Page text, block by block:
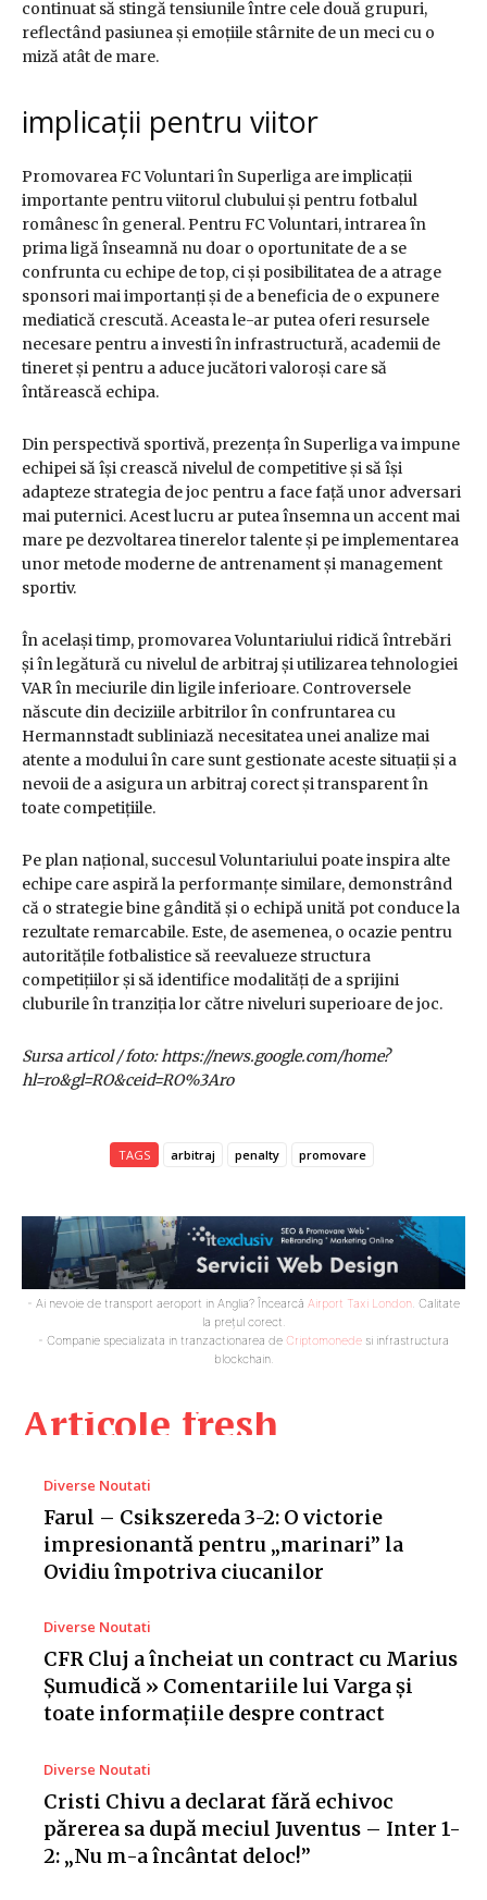
Articole fresh
Diverse Noutati
Farul – Csikszereda 3-2: O victorie
impresionantă pentru „marinari” la
Ovidiu împotriva ciucanilor
Diverse Noutati
CFR Cluj a încheiat un contract cu Marius
Șumudică » Comentariile lui Varga și
toate informațiile despre contract
Diverse Noutati
Cristi Chivu a declarat fără echivoc
părerea sa după meciul Juventus – Inter 1-
2: „Nu m-a încântat deloc!”
continuat să stingă tensiunile între cele două grupuri,
reflectând pasiunea și emoțiile stârnite de un meci cu o
miză atât de mare.
implicații pentru viitor
Promovarea FC Voluntari în Superliga are implicații
importante pentru viitorul clubului și pentru fotbalul
românesc în general. Pentru FC Voluntari, intrarea în
prima ligă înseamnă nu doar o oportunitate de a se
confrunta cu echipe de top, ci și posibilitatea de a atrage
sponsori mai importanți și de a beneficia de o expunere
mediatică crescută. Aceasta le-ar putea oferi resursele
necesare pentru a investi în infrastructură, academii de
tineret și pentru a aduce jucători valoroși care să
întărească echipa.
Din perspectivă sportivă, prezența în Superliga va impune
echipei să își crească nivelul de competitive și să își
adapteze strategia de joc pentru a face față unor adversari
mai puternici. Acest lucru ar putea însemna un accent mai
mare pe dezvoltarea tinerelor talente și pe implementarea
unor metode moderne de antrenament și management
sportiv.
În același timp, promovarea Voluntariului ridică întrebări
și în legătură cu nivelul de arbitraj și utilizarea tehnologiei
VAR în meciurile din ligile inferioare. Controversele
născute din deciziile arbitrilor în confruntarea cu
Hermannstadt subliniază necesitatea unei analize mai
atente a modului în care sunt gestionate aceste situații și a
nevoii de a asigura un arbitraj corect și transparent în
toate competițiile.
Pe plan național, succesul Voluntariului poate inspira alte
echipe care aspiră la performanțe similare, demonstrând
că o strategie bine gândită și o echipă unită pot conduce la
rezultate remarcabile. Este, de asemenea, o ocazie pentru
autoritățile fotbalistice să reevalueze structura
competițiilor și să identifice modalități de a sprijini
cluburile în tranziția lor către niveluri superioare de joc.
Sursa articol / foto: https://news.google.com/home?
hl=ro&gl=RO&ceid=RO%3Aro
TAGS arbitraj penalty promovare
- Ai nevoie de transport aeroport in Anglia? Încearcă Airport Taxi London. Calitate
la prețul corect.
- Companie specializata in tranzactionarea de Criptomonede si infrastructura
blockchain.